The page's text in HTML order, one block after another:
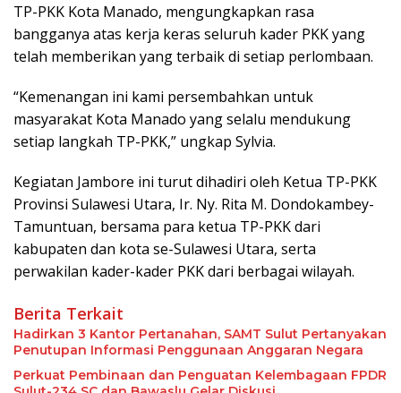
TP-PKK Kota Manado, mengungkapkan rasa
bangganya atas kerja keras seluruh kader PKK yang
telah memberikan yang terbaik di setiap perlombaan.
“Kemenangan ini kami persembahkan untuk
masyarakat Kota Manado yang selalu mendukung
setiap langkah TP-PKK,” ungkap Sylvia.
Kegiatan Jambore ini turut dihadiri oleh Ketua TP-PKK
Provinsi Sulawesi Utara, Ir. Ny. Rita M. Dondokambey-
Tamuntuan, bersama para ketua TP-PKK dari
kabupaten dan kota se-Sulawesi Utara, serta
perwakilan kader-kader PKK dari berbagai wilayah.
Berita Terkait
Hadirkan 3 Kantor Pertanahan, SAMT Sulut Pertanyakan
Penutupan Informasi Penggunaan Anggaran Negara
Perkuat Pembinaan dan Penguatan Kelembagaan FPDR